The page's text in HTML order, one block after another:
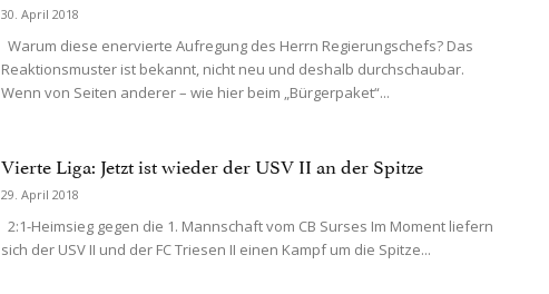
30. April 2018
Warum diese enervierte Aufregung des Herrn Regierungschefs? Das
Reaktionsmuster ist bekannt, nicht neu und deshalb durchschaubar.
Wenn von Seiten anderer – wie hier beim „Bürgerpaket“...
Vierte Liga: Jetzt ist wieder der USV II an der Spitze
29. April 2018
2:1-Heimsieg gegen die 1. Mannschaft vom CB Surses Im Moment liefern
sich der USV II und der FC Triesen II einen Kampf um die Spitze...